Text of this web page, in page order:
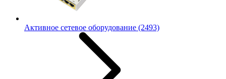
Активное сетевое оборудование (2493)